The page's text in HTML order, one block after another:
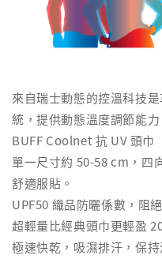
來自瑞士動態的控溫科技
統，提供動態溫度調節能
BUFF Coolnet 抗 UV 頭巾
單一尺寸約 50-58 cm，四
舒適服貼。
UPF50 織品防曬係數，阻
超輕量比經典頭巾更輕盈
極速快乾，吸濕排汗，保持